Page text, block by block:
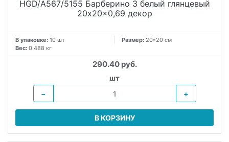
HGD/A567/5155 Барберино 3 белый глянцевый
20x20x0,69 декор
В упаковке: 10 шт Размер: 20*20 см
Вес: 0.488 кг
290.40 руб.
шт
−
+
В КОРЗИНУ